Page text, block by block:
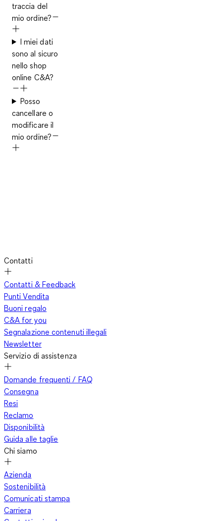
traccia del
mio ordine?
I miei dati
sono al sicuro
nello shop
online C&A?
Posso
cancellare o
modificare il
mio ordine?
Contatti
Contatti & Feedback
Punti Vendita
Buoni regalo
C&A for you
Segnalazione contenuti illegali
Newsletter
Servizio di assistenza
Domande frequenti / FAQ
Consegna
Resi
Reclamo
Disponibilità
Guida alle taglie
Chi siamo
Azienda
Sostenibilità
Comunicati stampa
Carriera